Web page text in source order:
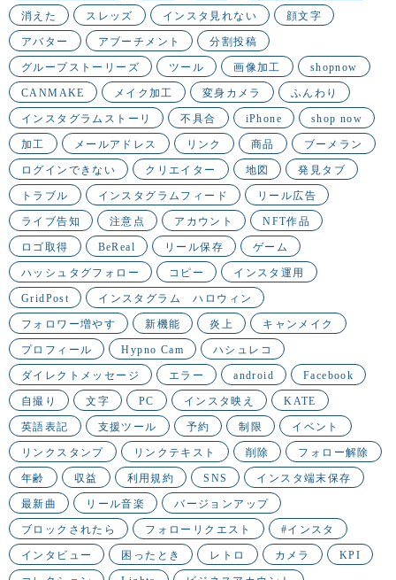
消えた スレッズ インスタ見れない 顔文字
アバター アブーチメント 分割投稿
グループストーリーズ ツール 画像加工 shopnow
CANMAKE メイク加工 変身カメラ ふんわり
インスタグラムストーリ 不具合 iPhone shop now
加工 メールアドレス リンク 商品 ブーメラン
ログインできない クリエイター 地図 発見タブ
トラブル インスタグラムフィード リール広告
ライブ告知 注意点 アカウント NFT作品
ロゴ取得 BeReal リール保存 ゲーム
ハッシュタグフォロー コピー インスタ運用
GridPost インスタグラム ハロウィン
フォロワー増やす 新機能 炎上 キャンメイク
プロフィール Hypno Cam ハシュレコ
ダイレクトメッセージ エラー android Facebook
自撮り 文字 PC インスタ映え KATE
英語表記 支援ツール 予約 制限 イベント
リンクスタンプ リンクテキスト 削除 フォロー解除
年齢 収益 利用規約 SNS インスタ端末保存
最新曲 リール音楽 バージョンアップ
ブロックされたら フォローリクエスト #インスタ
インタビュー 困ったとき レトロ カメラ KPI